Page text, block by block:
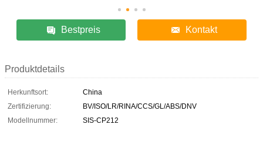
Bestpreis Kontakt
Produktdetails
Herkunftsort:
China
Zertifizierung:
BV/ISO/LR/RINA/CCS/GL/ABS/DNV
Modellnummer:
SIS-CP212